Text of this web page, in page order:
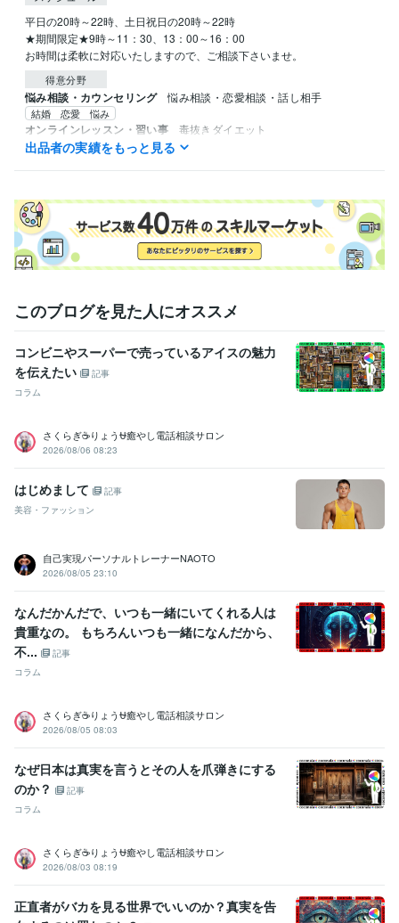
平日の20時～22時、土日祝日の20時～22時
★期間限定★9時～11：30、13：00～16：00
お時間は柔軟に対応いたしますので、ご相談下さいませ。
得意分野
悩み相談・カウンセリング 悩み相談・恋愛相談・話し相手
結婚 恋愛 悩み
オンラインレッスン・習い事 毒抜きダイエット
健康・ダイエット
語学力
出品者の実績をもっと見る
このブログを見た人にオススメ
コンビニやスーパーで売っているアイスの魅力
を伝えたい
記事
コラム
さくらぎ☕りょう⛎癒やし電話相談サロン
2026/08/06 08:23
はじめまして
記事
美容・ファッション
自己実現パーソナルトレーナーNAOTO
2026/08/05 23:10
なんだかんだで、いつも一緒にいてくれる人は
貴重なの。 もちろんいつも一緒になんだから、
不...
記事
コラム
さくらぎ☕りょう⛎癒やし電話相談サロン
2026/08/05 08:03
なぜ日本は真実を言うとその人を爪弾きにする
のか？
記事
コラム
さくらぎ☕りょう⛎癒やし電話相談サロン
2026/08/03 08:19
正直者がバカを見る世界でいいのか？真実を告